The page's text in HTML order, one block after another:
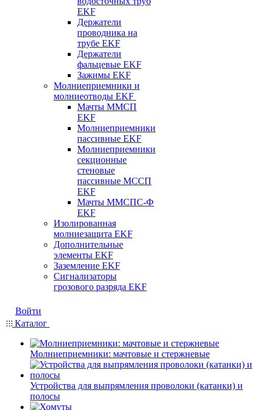
EKF
Держатели
проводника на
трубе EKF
Держатели
фальцевые EKF
Зажимы EKF
Молниеприемники и
молниеотводы EKF
Мачты ММСП
EKF
Молниеприемники
пассивные EKF
Молниеприемники
секционные
стеновые
пассивные МССП
EKF
Мачты ММСПС-Ф
EKF
Изолированная
молниезащита EKF
Дополнительные
элементы EKF
Заземление EKF
Сигнализаторы
грозового разряда EKF
Войти
Каталог
Молниеприемники: мачтовые и стержневые
Устройства для выпрямления проволоки (катанки) и
полосы